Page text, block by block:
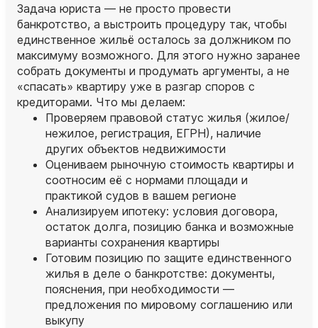
Задача юриста — не просто провести
банкротство, а выстроить процедуру так, чтобы
единственное жильё осталось за должником по
максимуму возможного. Для этого нужно заранее
собрать документы и продумать аргументы, а не
«спасать» квартиру уже в разгар споров с
кредиторами. Что мы делаем:
Проверяем правовой статус жилья (жилое/
нежилое, регистрация, ЕГРН), наличие
других объектов недвижимости
Оцениваем рыночную стоимость квартиры и
соотносим её с нормами площади и
практикой судов в вашем регионе
Анализируем ипотеку: условия договора,
остаток долга, позицию банка и возможные
варианты сохранения квартиры
Готовим позицию по защите единственного
жилья в деле о банкротстве: документы,
пояснения, при необходимости —
предложения по мировому соглашению или
выкупу